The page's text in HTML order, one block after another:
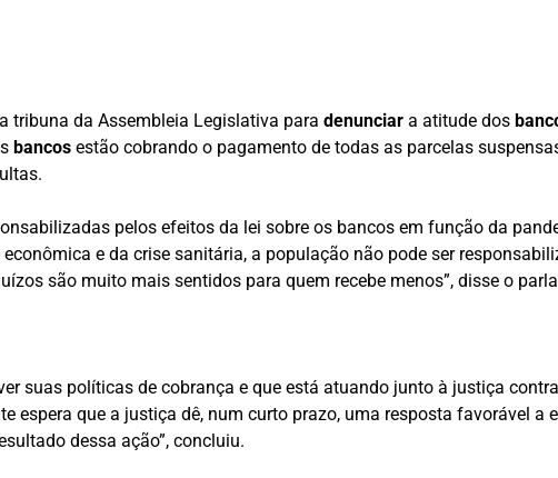
tribuna da Assembleia Legislativa paradenunciar a atitude dos
bancos estão cobrando o pagamento de todas as parcelas
pelos efeitos da lei sobre os bancos em função da
e da crise sanitária, a população não pode ser
são muito mais sentidos para quem recebe menos”, disse o
suas políticas de cobrança e que está atuando junto à justiça
espera que a justiça dê, num curto prazo, uma resposta favorável
dessa ação”, concluiu.